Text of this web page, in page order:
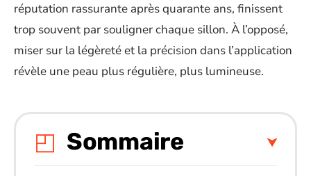
réputation rassurante après quarante ans, finissent
trop souvent par souligner chaque sillon. À l’opposé,
miser sur la légèreté et la précision dans l’application
révèle une peau plus régulière, plus lumineuse.
Sommaire